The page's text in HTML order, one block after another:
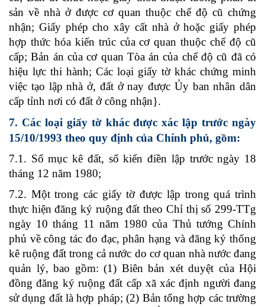
sản về nhà ở được cơ quan thuộc chế độ cũ chứng
nhận; Giấy phép cho xây cất nhà ở hoặc giấy phép
hợp thức hóa kiến trúc của cơ quan thuộc chế độ cũ
cấp; Bản án của cơ quan Tòa án của chế độ cũ đã có
hiệu lực thi hành; Các loại giấy tờ khác chứng minh
việc tạo lập nhà ở, đất ở nay được Ủy ban nhân dân
cấp tỉnh nơi có đất ở công nhận}.
7. Các loại giấy tờ khác được xác lập trước ngày
15/10/1993 theo quy định của Chính phủ, gồm:
7.1. Sổ mục kê đất, sổ kiến điền lập trước ngày 18
tháng 12 năm 1980;
7.2. Một trong các giấy tờ được lập trong quá trình
thực hiện đăng ký ruộng đất theo Chỉ thị số 299-TTg
ngày 10 tháng 11 năm 1980 của Thủ tướng Chính
phủ về công tác đo đạc, phân hạng và đăng ký thống
kê ruộng đất trong cả nước do cơ quan nhà nước đang
quản lý, bao gồm: (1) Biên bản xét duyệt của Hội
đồng đăng ký ruộng đất cấp xã xác định người đang
sử dụng đất là hợp pháp; (2) Bản tổng hợp các trường